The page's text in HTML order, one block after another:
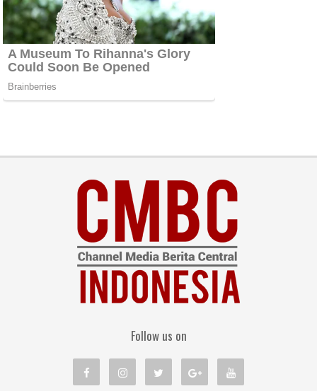
Follow us on